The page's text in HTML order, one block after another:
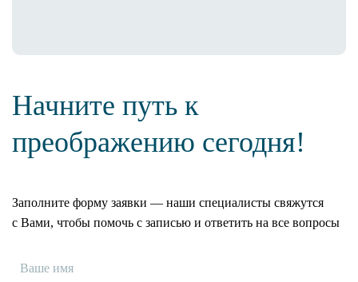
Начните путь к
преображению сегодня!
Заполните форму заявки — наши специалисты свяжутся
с Вами, чтобы помочь с записью и ответить на все вопросы